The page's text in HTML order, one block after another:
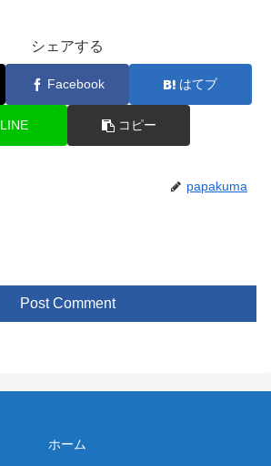
シェアする
Facebook はてブ
LINE コピー
papakuma
Post Comment
ホーム